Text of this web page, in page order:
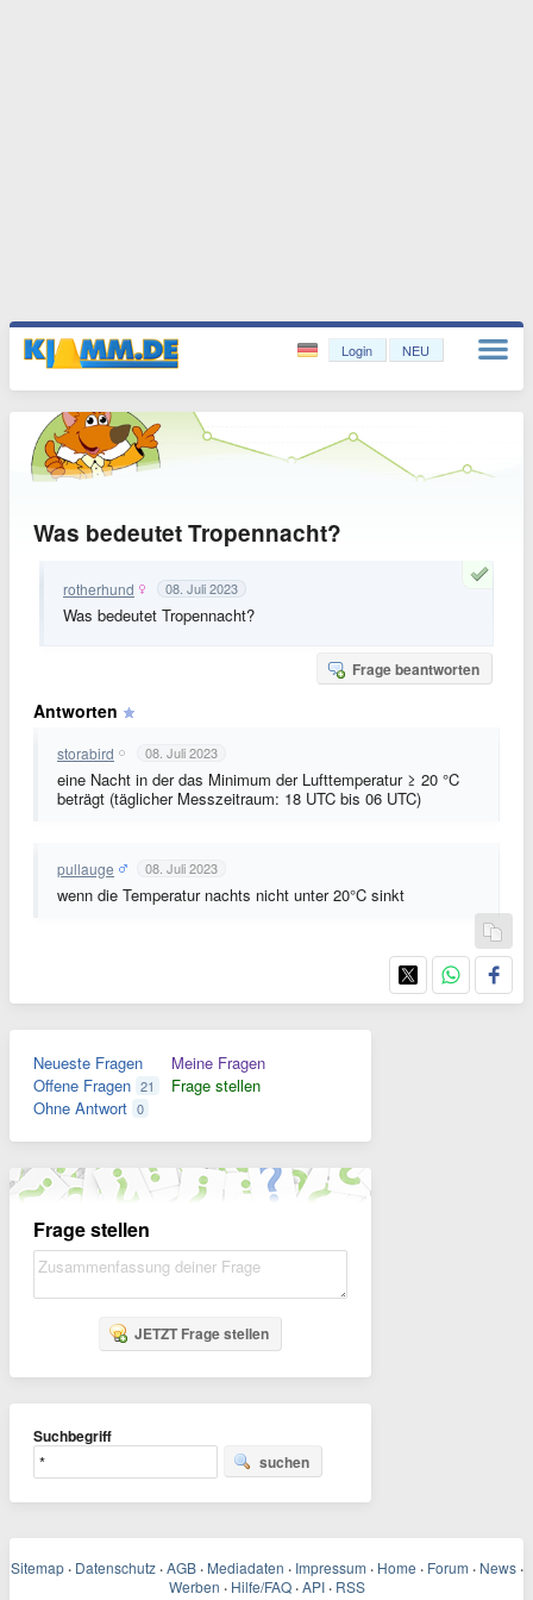
Login NEU
Was bedeutet Tropennacht?
rotherhund 08. Juli 2023
Was bedeutet Tropennacht?
Frage beantworten
Antworten
storabird 08. Juli 2023
eine Nacht in der das Minimum der Lufttemperatur ≥ 20 °C
beträgt (täglicher Messzeitraum: 18 UTC bis 06 UTC)
pullauge 08. Juli 2023
wenn die Temperatur nachts nicht unter 20°C sinkt
Neueste Fragen
Offene Fragen 21
Ohne Antwort 0
Meine Fragen
Frage stellen
Frage stellen
JETZT Frage stellen
Suchbegriff
suchen
Sitemap · Datenschutz · AGB · Mediadaten · Impressum · Home · Forum · News ·
Werben · Hilfe/FAQ · API · RSS